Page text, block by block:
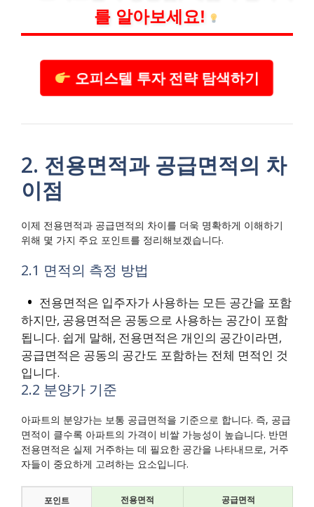
를 알아보세요!
오피스텔 투자 전략 탐색하기
2. 전용면적과 공급면적의 차
이점
이제 전용면적과 공급면적의 차이를 더욱 명확하게 이해하기
위해 몇 가지 주요 포인트를 정리해보겠습니다.
2.1 면적의 측정 방법
전용면적은 입주자가 사용하는 모든 공간을 포함
하지만, 공용면적은 공동으로 사용하는 공간이 포함
됩니다. 쉽게 말해, 전용면적은 개인의 공간이라면,
공급면적은 공동의 공간도 포함하는 전체 면적인 것
입니다.
2.2 분양가 기준
아파트의 분양가는 보통 공급면적을 기준으로 합니다. 즉, 공급
면적이 클수록 아파트의 가격이 비쌀 가능성이 높습니다. 반면
전용면적은 실제 거주하는 데 필요한 공간을 나타내므로, 거주
자들이 중요하게 고려하는 요소입니다.
포인트 전용면적 공급면적